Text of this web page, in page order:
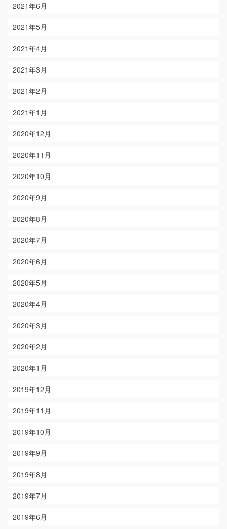
2021年6月
2021年5月
2021年4月
2021年3月
2021年2月
2021年1月
2020年12月
2020年11月
2020年10月
2020年9月
2020年8月
2020年7月
2020年6月
2020年5月
2020年4月
2020年3月
2020年2月
2020年1月
2019年12月
2019年11月
2019年10月
2019年9月
2019年8月
2019年7月
2019年6月